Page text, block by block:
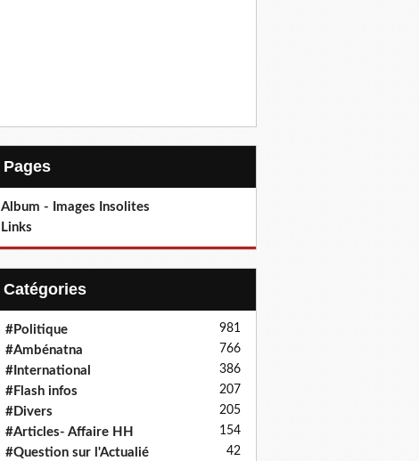
Pages
Album - Images Insolites
Links
Catégories
#Politique 981
#Ambénatna 766
#International 386
#Flash infos 207
#Divers 205
#Articles- Affaire HH 154
#Question sur l'Actualié 42